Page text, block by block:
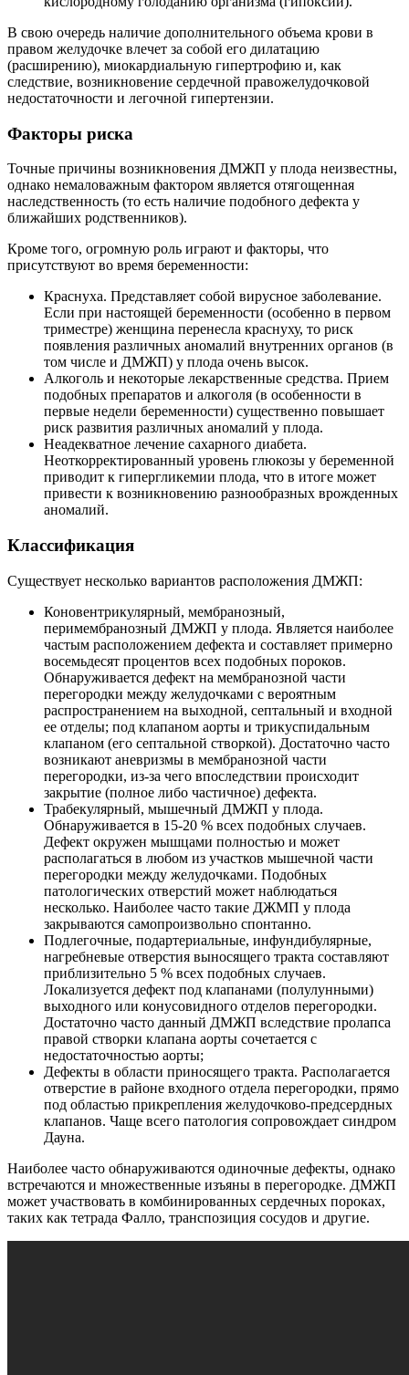
В свою очередь наличие дополнительного объема крови в
правом желудочке влечет за собой его дилатацию
(расширению), миокардиальную гипертрофию и, как
следствие, возникновение сердечной правожелудочковой
недостаточности и легочной гипертензии.
Факторы риска
Точные причины возникновения ДМЖП у плода неизвестны,
однако немаловажным фактором является отягощенная
наследственность (то есть наличие подобного дефекта у
ближайших родственников).
Кроме того, огромную роль играют и факторы, что
присутствуют во время беременности:
Краснуха. Представляет собой вирусное заболевание.
Если при настоящей беременности (особенно в первом
триместре) женщина перенесла краснуху, то риск
появления различных аномалий внутренних органов (в
том числе и ДМЖП) у плода очень высок.
Алкоголь и некоторые лекарственные средства. Прием
подобных препаратов и алкоголя (в особенности в
первые недели беременности) существенно повышает
риск развития различных аномалий у плода.
Неадекватное лечение сахарного диабета.
Неоткорректированный уровень глюкозы у беременной
приводит к гипергликемии плода, что в итоге может
привести к возникновению разнообразных врожденных
аномалий.
Классификация
Существует несколько вариантов расположения ДМЖП:
Коновентрикулярный, мембранозный,
перимембранозный ДМЖП у плода. Является наиболее
частым расположением дефекта и составляет примерно
восемьдесят процентов всех подобных пороков.
Обнаруживается дефект на мембранозной части
перегородки между желудочками с вероятным
распространением на выходной, септальный и входной
ее отделы; под клапаном аорты и трикуспидальным
клапаном (его септальной створкой). Достаточно часто
возникают аневризмы в мембранозной части
перегородки, из-за чего впоследствии происходит
закрытие (полное либо частичное) дефекта.
Трабекулярный, мышечный ДМЖП у плода.
Обнаруживается в 15-20 % всех подобных случаев.
Дефект окружен мышцами полностью и может
располагаться в любом из участков мышечной части
перегородки между желудочками. Подобных
патологических отверстий может наблюдаться
несколько. Наиболее часто такие ДЖМП у плода
закрываются самопроизвольно спонтанно.
Подлегочные, подартериальные, инфундибулярные,
нагребневые отверстия выносящего тракта составляют
приблизительно 5 % всех подобных случаев.
Локализуется дефект под клапанами (полулунными)
выходного или конусовидного отделов перегородки.
Достаточно часто данный ДМЖП вследствие пролапса
правой створки клапана аорты сочетается с
недостаточностью аорты;
Дефекты в области приносящего тракта. Располагается
отверстие в районе входного отдела перегородки, прямо
под областью прикрепления желудочково-предсердных
клапанов. Чаще всего патология сопровождает синдром
Дауна.
Наиболее часто обнаруживаются одиночные дефекты, однако
встречаются и множественные изъяны в перегородке. ДМЖП
может участвовать в комбинированных сердечных пороках,
таких как тетрада Фалло, транспозиция сосудов и другие.